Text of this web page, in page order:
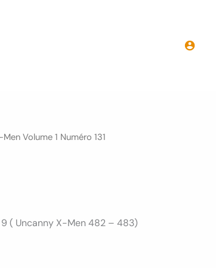
Volume 1 Numéro 131
9 ( Uncanny X-Men 482 – 483)